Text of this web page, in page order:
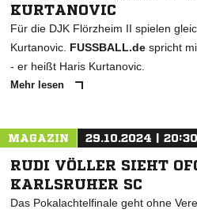
KURTANOVIC
Für die DJK Flörzheim II spielen
Kurtanovic. FUSSBALL.de spricht
- er heißt Haris Kurtanovic.
Mehr lesen
MAGAZIN 29.10.2024 | 20:30
RUDI VÖLLER SIEHT
KARLSRUHER SC
Das Pokalachtelfinale geht ohne